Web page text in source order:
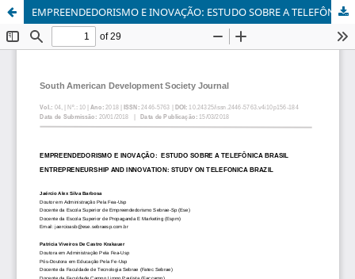
EMPREENDEDORISMO E INOVAÇÃO: ESTUDO SOBRE A TELEFÔNICA BRASIL